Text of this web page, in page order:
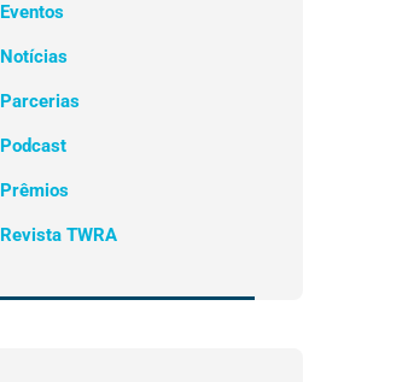
Eventos
Notícias
Parcerias
Podcast
Prêmios
Revista TWRA